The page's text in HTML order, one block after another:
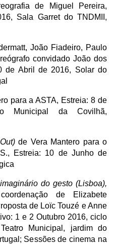
de Miguel Pereira,
Sala Garret do TNDMII,
João Fiadeiro, Paulo
convidado João dos
de Abril de 2016, Solar do
para a ASTA, Estreia: 8 de
Municipal da Covilhã,
de Vera Mantero para o
Estreia: 10 de Junho de
do gesto (Lisboa),
de Elizabete
de Loïc Touzé e Anne
1 e 2 Outubro 2016, ciclo
Municipal, jardim do
Sessões de cinema na